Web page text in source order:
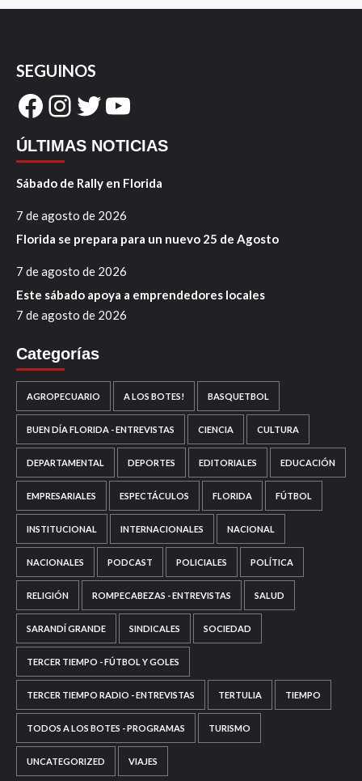
SEGUINOS
Facebook
Instagram
Twitter
YouTube
ÚLTIMAS NOTICIAS
Sábado de Rally en Florida
7 de agosto de 2026
Florida se prepara para un nuevo 25 de Agosto
7 de agosto de 2026
Este sábado apoya a emprendedores locales
7 de agosto de 2026
Categorías
AGROPECUARIO A LOS BOTES! BASQUETBOL
BUEN DÍA FLORIDA - ENTREVISTAS CIENCIA CULTURA
DEPARTAMENTAL DEPORTES EDITORIALES EDUCACIÓN
EMPRESARIALES ESPECTÁCULOS FLORIDA FÚTBOL
INSTITUCIONAL INTERNACIONALES NACIONAL
NACIONALES PODCAST POLICIALES POLÍTICA
RELIGIÓN ROMPECABEZAS - ENTREVISTAS SALUD
SARANDÍ GRANDE SINDICALES SOCIEDAD
TERCER TIEMPO - FÚTBOL Y GOLES
TERCER TIEMPO RADIO - ENTREVISTAS TERTULIA TIEMPO
TODOS A LOS BOTES - PROGRAMAS TURISMO
UNCATEGORIZED VIAJES